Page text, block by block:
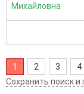
Михайловна
1 2 3 4
Сохранить поиск и